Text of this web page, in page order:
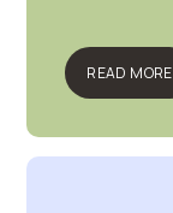
READ MORE